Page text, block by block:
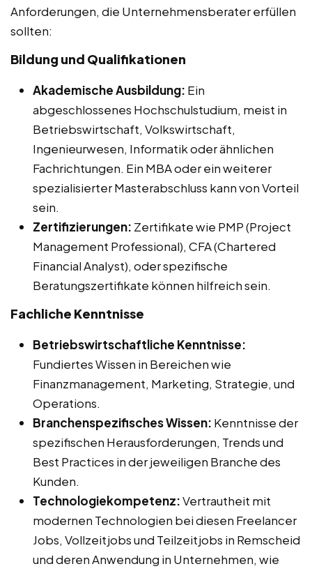
Anforderungen, die Unternehmensberater erfüllen
sollten:
Bildung und Qualifikationen
Akademische Ausbildung: Ein
abgeschlossenes Hochschulstudium, meist in
Betriebswirtschaft, Volkswirtschaft,
Ingenieurwesen, Informatik oder ähnlichen
Fachrichtungen. Ein MBA oder ein weiterer
spezialisierter Masterabschluss kann von Vorteil
sein.
Zertifizierungen: Zertifikate wie PMP (Project
Management Professional), CFA (Chartered
Financial Analyst), oder spezifische
Beratungszertifikate können hilfreich sein.
Fachliche Kenntnisse
Betriebswirtschaftliche Kenntnisse:
Fundiertes Wissen in Bereichen wie
Finanzmanagement, Marketing, Strategie, und
Operations.
Branchenspezifisches Wissen: Kenntnisse der
spezifischen Herausforderungen, Trends und
Best Practices in der jeweiligen Branche des
Kunden.
Technologiekompetenz:Vertrautheit mit
modernen Technologien bei diesen Freelancer
Jobs, Vollzeitjobs und Teilzeitjobs in Remscheid
und deren Anwendung in Unternehmen, wie